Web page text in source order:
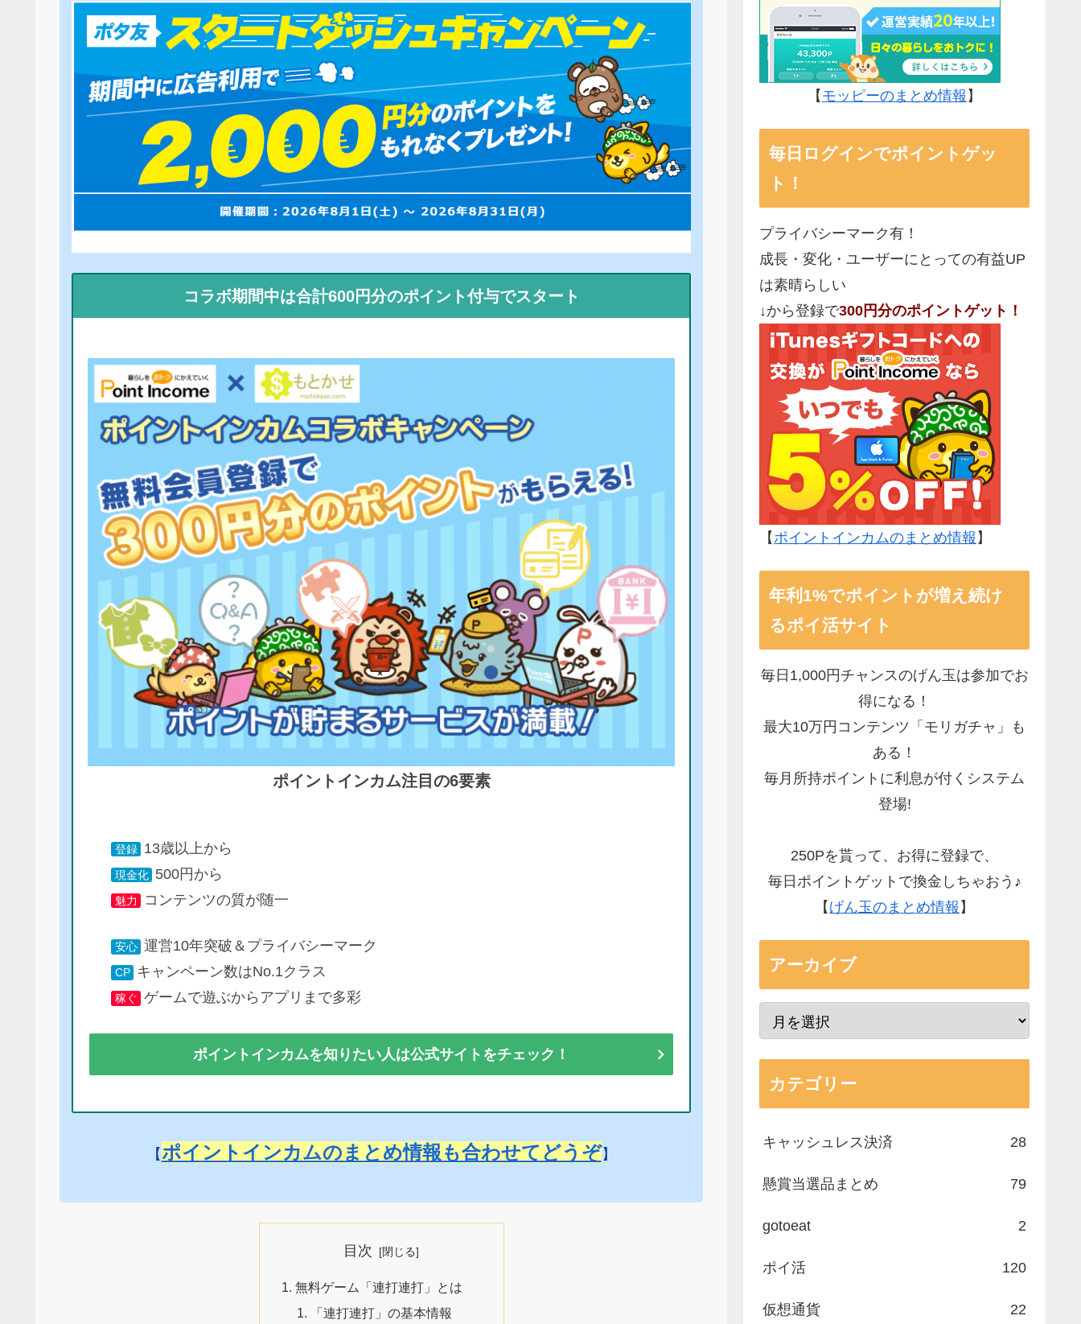
コラボ期間中は合計600円分のポイント付与でスタート
ポイントインカム注目の6要素
登録 13歳以上から
現金化 500円から
魅力 コンテンツの質が随一
安心 運営10年突破＆プライバシーマーク
CP キャンペーン数はNo.1クラス
稼ぐ ゲームで遊ぶからアプリまで多彩
ポイントインカムを知りたい人は公式サイトをチェック！
【ポイントインカムのまとめ情報も合わせてどうぞ】
目次
無料ゲーム「連打連打」とは
「連打連打」の基本情報
【 モッピーのまとめ情報 】
毎日ログインでポイントゲッ
ト！
プライバシーマーク有！
成長・変化・ユーザーにとっての有益UP
は素晴らしい
↓から登録で300円分のポイントゲット！
【 ポイントインカムのまとめ情報 】
年利1%でポイントが増え続け
るポイ活サイト
毎日1,000円チャンスのげん玉は参加でお
得になる！
最大10万円コンテンツ「モリガチャ」も
ある！
毎月所持ポイントに利息が付くシステム
登場!
250Pを貰って、お得に登録で、
毎日ポイントゲットで換金しちゃおう♪
【 げん玉のまとめ情報 】
アーカイブ
カテゴリー
キャッシュレス決済 28
懸賞当選品まとめ 79
gotoeat 2
ポイ活 120
仮想通貨 22